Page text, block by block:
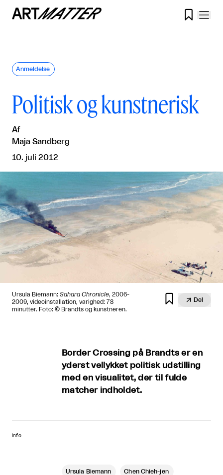

Politisk og kunstnerisk
Af
Maja Sandberg
10. juli 2012
Anmeldelse
Ursula Biemann: Sahara Chronicle, 2006-
2009, videoinstallation, varighed: 78
minutter. Foto: © Brandts og kunstneren.
  Del
Border Crossing på Brandts er en
yderst vellykket politisk udstilling
med en visualitet, der til fulde
matcher indholdet.
info
Ursula Biemann Chen Chieh-jen